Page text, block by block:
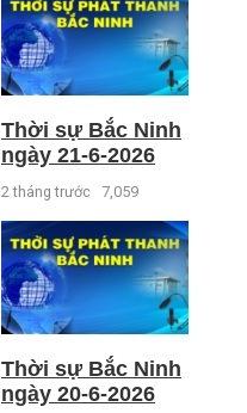
Thời sự Bắc Ninh
ngày 21-6-2026
2 tháng trước 7,059
Thời sự Bắc Ninh
ngày 20-6-2026